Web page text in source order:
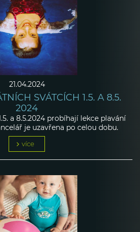
21.04.2024
SVÁTCÍCH 1.5. A 8.5.
2024
a 8.5.2024 probíhají lekce plavání
je uzavřena po celou dobu.
více